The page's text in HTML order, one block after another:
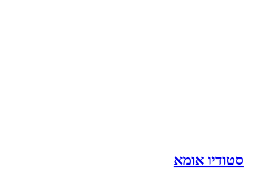
סטודיו אומא